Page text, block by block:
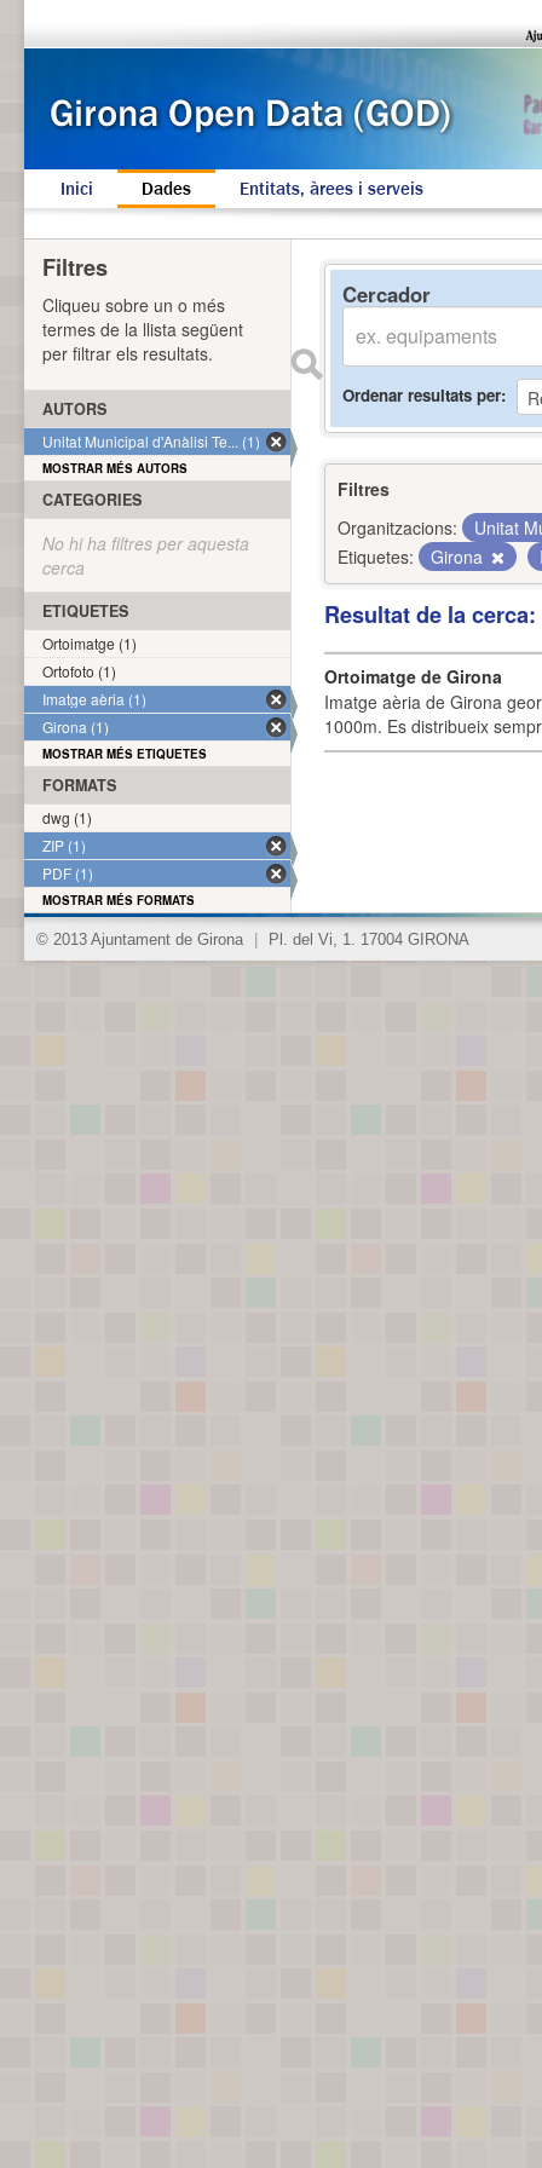
Inici Dades Entitats, àrees i serveis
Cercador
Ordenar resultats per
Filtres
Organitzacions:
Unitat
Etiquetes:
Girona
Resultat de la
Ortoimatge de Girona
Imatge aèria de Girona
1000m. Es distribueix
Filtres
Cliqueu sobre un o més
termes de la llista següent
per filtrar els resultats.
AUTORS
Unitat Municipal d'Anàlisi Te... (1)
MOSTRAR MÉS AUTORS
CATEGORIES
No hi ha filtres per aquesta
cerca
ETIQUETES
Ortoimatge (1)
Ortofoto (1)
Imatge aèria (1)
Girona (1)
MOSTRAR MÉS ETIQUETES
FORMATS
dwg (1)
ZIP (1)
PDF (1)
MOSTRAR MÉS FORMATS
© 2013 Ajuntament de Girona Pl. del Vi, 1. 17004 GIRONA